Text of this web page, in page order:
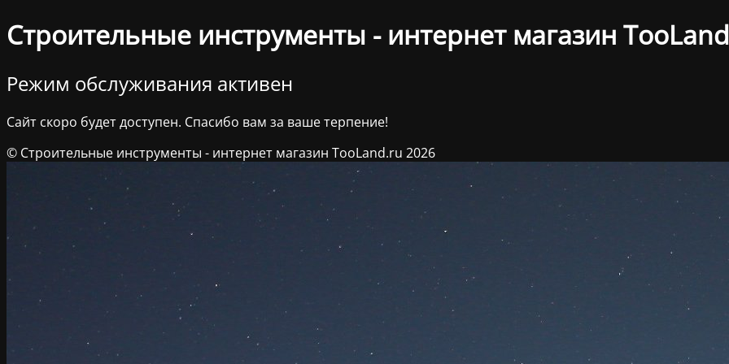
Строительные инструменты - интернет магазин
Режим обслуживания активен
Сайт скоро будет доступен. Спасибо вам за ваше терпение!
© Строительные инструменты - интернет магазин TooLand.ru 2026